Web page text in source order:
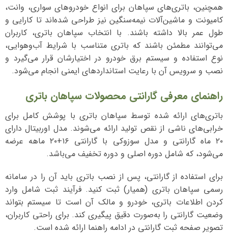
همچنین، باتری‌های سپاهان برای انواع خودروهای سواری، وانت،
کامیونت و ماشین‌آلات نیمه‌سنگین نیز طراحی شده‌اند تا کارایی و
طول عمر بالا داشته باشند. با انتخاب سپاهان باتری، کاربران
می‌توانند مطمئن باشند که باتری متناسب با شرایط آب‌وهوایی،
نوع استفاده و سیستم برق خودرو در اختیارشان قرار می‌گیرد و
نصب و سرویس آن با رعایت استانداردهای ایمنی انجام می‌شود.
راهنمای معرفی گارانتی محصولات سپاهان باتری
باتری‌های ارائه شده توسط سپاهان باتری با پوشش کامل برای
خرابی‌های ناشی از نقص تولید ارائه می‌شوند. مدل اوربیتال دارای
۲۰ ماه گارانتی و مدل سوزوکی با گارانتی ۱۶+۲۰ ماهه عرضه
می‌شود، که شامل دوره اصلی و دوره تخفیف می‌باشد.
برای استفاده از گارانتی، پس از نصب باتری باید آن را در سامانه
رسمی سپاهان باتری (همیار) ثبت کنید. فرآیند ثبت شامل وارد
کردن اطلاعات باتری، خودرو و مالک آن است تا سیستم بتواند
وضعیت گارانتی را به‌صورت دقیق پیگیری کند. برای راحتی کاربران،
تصویر صفحه ثبت گارانتی در ادامه راهنما ارائه شده است.